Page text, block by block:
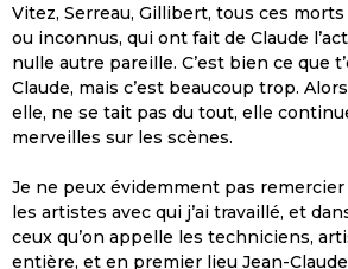
Vitez, Serreau, Gillibert, tous ces
ou inconnus, qui ont fait de Claude
nulle autre pareille. C’est bien ce que
Claude, mais c’est beaucoup trop.
elle, ne se tait pas du tout, elle
merveilles sur les scènes.
Je ne peux évidemment pas
les artistes avec qui j’ai travaillé, et
ceux qu’on appelle les techniciens,
entière, et en premier lieu Jean-